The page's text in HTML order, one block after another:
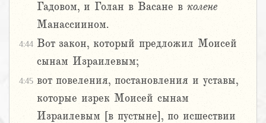
Гадовом, и Голан в Васане в колене
Манассиином.
4:44 Вот закон, который предложил Моисей
сынам Израилевым;
4:45 вот повеления, постановления и уставы,
которые изрек Моисей сынам
Израилевым [в пустыне], по исшествии